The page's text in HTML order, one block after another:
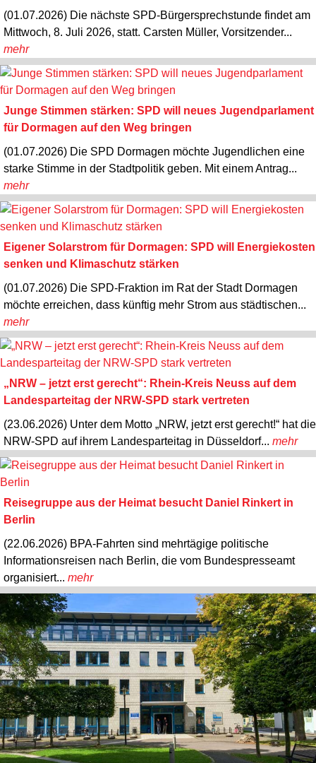
(01.07.2026) Die nächste SPD-Bürgersprechstunde findet am
Mittwoch, 8. Juli 2026, statt. Carsten Müller, Vorsitzender...
mehr
Junge Stimmen stärken: SPD will neues Jugendparlament
für Dormagen auf den Weg bringen
(01.07.2026) Die SPD Dormagen möchte Jugendlichen eine
starke Stimme in der Stadtpolitik geben. Mit einem Antrag...
mehr
Eigener Solarstrom für Dormagen: SPD will Energiekosten
senken und Klimaschutz stärken
(01.07.2026) Die SPD-Fraktion im Rat der Stadt Dormagen
möchte erreichen, dass künftig mehr Strom aus städtischen...
mehr
„NRW – jetzt erst gerecht“: Rhein-Kreis Neuss auf dem
Landesparteitag der NRW-SPD stark vertreten
(23.06.2026) Unter dem Motto „NRW, jetzt erst gerecht!“ hat die
NRW-SPD auf ihrem Landesparteitag in Düsseldorf... mehr
Reisegruppe aus der Heimat besucht Daniel Rinkert in
Berlin
(22.06.2026) BPA-Fahrten sind mehrtägige politische
Informationsreisen nach Berlin, die vom Bundespresseamt
organisiert... mehr